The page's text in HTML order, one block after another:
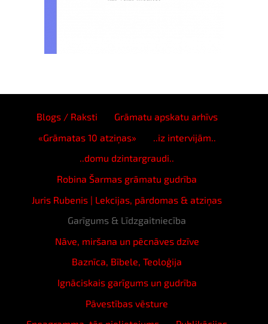
Blogs / Raksti
Grāmatu apskatu arhīvs
«Grāmatas 10 atziņas»
..iz intervijām..
..domu dzintargraudi..
Robina Šarmas grāmatu gudrība
Juris Rubenis | Lekcijas, pārdomas & atziņas
Garīgums & Līdzgaitniecība
Nāve, miršana un pēcnāves dzīve
Baznīca, Bībele, Teoloģija
Ignāciskais garīgums un gudrība
Pāvestības vēsture